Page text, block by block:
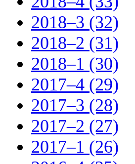
2018–3 (32)
2018–2 (31)
2018–1 (30)
2017–4 (29)
2017–3 (28)
2017–2 (27)
2017–1 (26)